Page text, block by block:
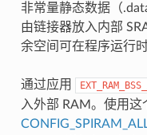
非常量静态数据（
由链接器放入内部
余空间可在程序运行时
通过应用
入外部 RAM。使用这